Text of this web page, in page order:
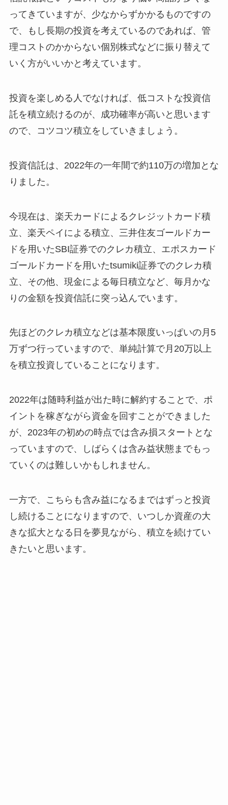
ってきていますが、少なからずかかるものですの
で、もし長期の投資を考えているのであれば、管
理コストのかからない個別株式などに振り替えて
いく方がいいかと考えています。
投資を楽しめる人でなければ、低コストな投資信
託を積立続けるのが、成功確率が高いと思います
ので、コツコツ積立をしていきましょう。
投資信託は、2022年の一年間で約110万の増加とな
りました。
今現在は、楽天カードによるクレジットカード積
立、楽天ペイによる積立、三井住友ゴールドカー
ドを用いたSBI証券でのクレカ積立、エポスカード
ゴールドカードを用いたtsumiki証券でのクレカ積
立、その他、現金による毎日積立など、毎月かな
りの金額を投資信託に突っ込んでいます。
先ほどのクレカ積立などは基本限度いっぱいの月5
万ずつ行っていますので、単純計算で月20万以上
を積立投資していることになります。
2022年は随時利益が出た時に解約することで、ポ
イントを稼ぎながら資金を回すことができました
が、2023年の初めの時点では含み損スタートとな
っていますので、しばらくは含み益状態までもっ
ていくのは難しいかもしれません。
一方で、こちらも含み益になるまではずっと投資
し続けることになりますので、いつしか資産の大
きな拡大となる日を夢見ながら、積立を続けてい
きたいと思います。